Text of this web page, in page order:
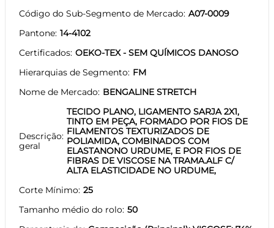
Código do Sub-Segmento de Mercado A07-0009
Pantone 14-4102
Certificados OEKO-TEX - SEM QUÍMICOS DANOSO
Hierarquias de Segmento FM
Nome de Mercado BENGALINE STRETCH
Descrição
geral
TECIDO PLANO, LIGAMENTO SARJA 2X1,
TINTO EM PEÇA, FORMADO POR FIOS DE
FILAMENTOS TEXTURIZADOS DE
POLIAMIDA, COMBINADOS COM
ELASTANONO URDUME, E POR FIOS DE
FIBRAS DE VISCOSE NA TRAMA.ALF C/
ALTA ELASTICIDADE NO URDUME,
Corte Mínimo 25
Tamanho médio do rolo 50